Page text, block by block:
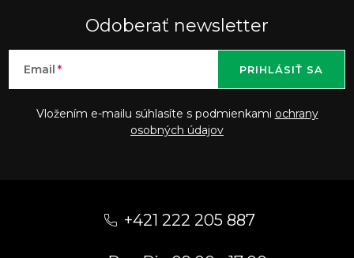
Odoberať newsletter
Email
Vložením e-mailu súhlasíte s podmienkami ochrany
osobných údajov
PRIHLÁSIŤ SA
+421 222 205 887